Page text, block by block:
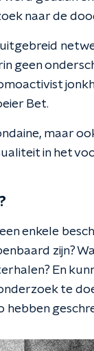
naar de
uitgebreid
geen
Bet.
maar
in het
enkele
zijn?
En
te
hebben